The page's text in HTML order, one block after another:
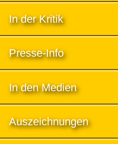
In der Kritik
Presse-Info
In den Medien
Auszeichnungen